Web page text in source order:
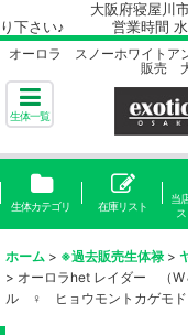
大阪府寝屋川市に店舗
り下さい♪ 営業時間 水
オーロラ スノーホワイト
販売
生体一覧
生体カテゴリ 在庫リスト
当
ホーム > ※過去販売生体禄 >
> オーロラhet レイダー （
ル ♀ ヒョウモントカゲモド